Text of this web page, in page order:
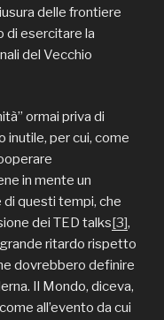
delle frontiere
di esercitare la
del Vecchio
ormai priva di
per cui, come
in mente un
di questi tempi, che
dei TED talks[3],
ritardo rispetto
dovrebbero definire
Il Mondo, diceva,
all’evento da cui